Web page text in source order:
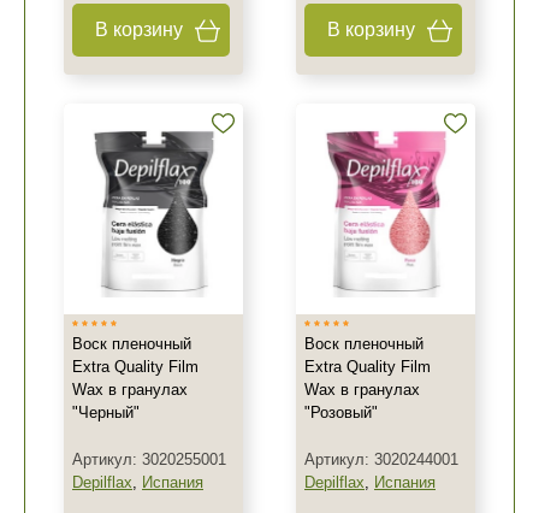
В корзину В корзину
Воск пленочный
Extra Quality Film
Wax в гранулах
"Черный"
Артикул: 3020255001
Depilflax, Испания
Воск пленочный
Extra Quality Film
Wax в гранулах
"Розовый"
Артикул: 3020244001
Depilflax, Испания